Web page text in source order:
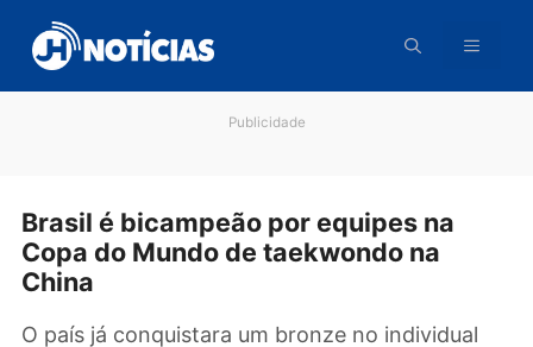
para
conteúdo
Brasil é bicampeão por equipes na
Copa do Mundo de taekwondo na